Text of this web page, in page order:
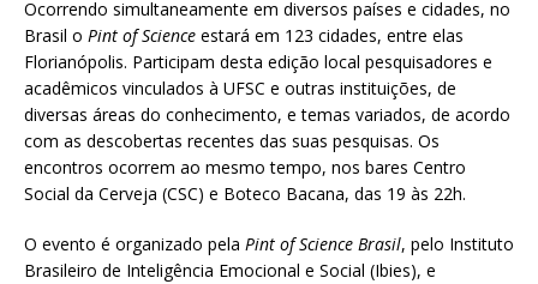
Ocorrendo simultaneamente em diversos países e cidades, no
Brasil o Pint of Science estará em 123 cidades, entre elas
Florianópolis. Participam desta edição local pesquisadores e
acadêmicos vinculados à UFSC e outras instituições, de
diversas áreas do conhecimento, e temas variados, de acordo
com as descobertas recentes das suas pesquisas. Os
encontros ocorrem ao mesmo tempo, nos bares Centro
Social da Cerveja (CSC) e Boteco Bacana, das 19 às 22h.
O evento é organizado pela Pint of Science Brasil, pelo Instituto
Brasileiro de Inteligência Emocional e Social (Ibies), e